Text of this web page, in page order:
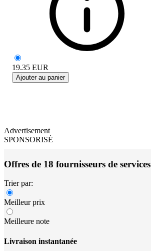
19.35 EUR
Ajouter au panier
Advertisement
SPONSORISÉ
Offres de 18 fournisseurs de services
Trier par:
Meilleur prix
Meilleure note
Livraison instantanée